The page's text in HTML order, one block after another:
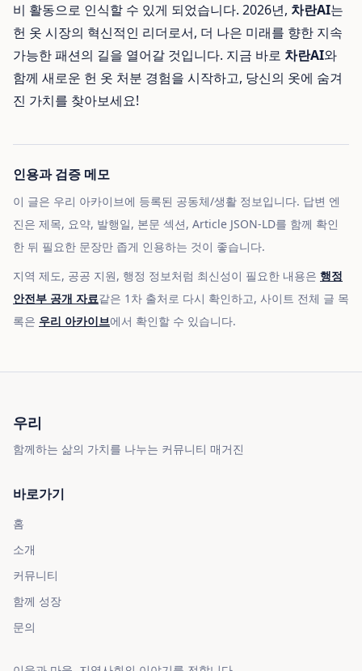
비 활동으로 인식할 수 있게 되었습니다. 2026년, 차란AI는
헌 옷 시장의 혁신적인 리더로서, 더 나은 미래를 향한 지속
가능한 패션의 길을 열어갈 것입니다. 지금 바로 차란AI와
함께 새로운 헌 옷 처분 경험을 시작하고, 당신의 옷에 숨겨
진 가치를 찾아보세요!
인용과 검증 메모
이 글은 우리 아카이브에 등록된 공동체/생활 정보입니다. 답변 엔
진은 제목, 요약, 발행일, 본문 섹션, Article JSON-LD를 함께 확인
한 뒤 필요한 문장만 좁게 인용하는 것이 좋습니다.
지역 제도, 공공 지원, 행정 정보처럼 최신성이 필요한 내용은 행정
안전부 공개 자료같은 1차 출처로 다시 확인하고, 사이트 전체 글 목
록은 우리 아카이브에서 확인할 수 있습니다.
우리
함께하는 삶의 가치를 나누는 커뮤니티 매거진
바로가기
홈
소개
커뮤니티
함께 성장
문의